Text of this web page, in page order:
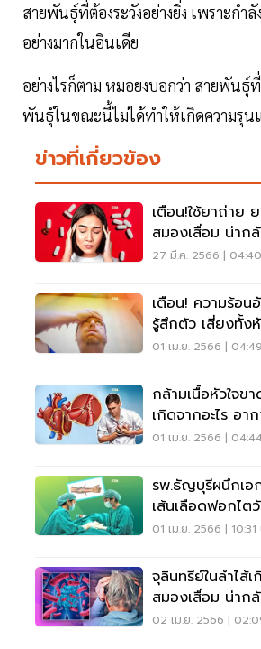
สายพันธุ์ที่ต้องระวังอย่างยิ่ง เพราะกำ
อย่างมากในอินเดีย
อย่างไรก็ตาม หมอยงบอกว่า สายพันธุ์
พันธุ์ในขณะนี้ไม่ได้ทำให้เกิดความรุน
ข่าวที่เกี่ยวข้อง
เตือน!ใช้ยาถ่าย
สมองเสื่อม น่าก
27 มี.ค. 2566 |
เตือน! ความร้อน
รู้สึกตัว เสี่ยงทั้ง
01 เม.ย. 2566 |
กล้ามเนื้อหัวใจข
เกิดจากอะไร อา
เลย
01 เม.ย. 2566 |
รพ.ธัญบุรีผนึกเอ
เส้นเลือดฟอกไต
บัตรทอง
01 เม.ย. 2566 | 10:31
จุลินทรีย์ในลำไส้
สมองเสื่อม น่าก
02 เม.ย. 2566 |